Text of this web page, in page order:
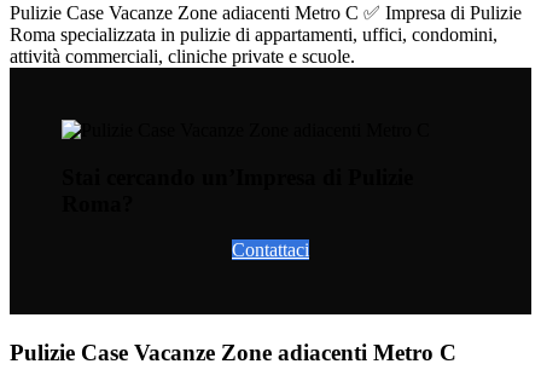
Pulizie Case Vacanze Zone adiacenti Metro C ✅ Impresa di Pulizie
Roma specializzata in pulizie di appartamenti, uffici, condomini,
attività commerciali, cliniche private e scuole.
Contattaci
Pulizie Case Vacanze Zone adiacenti Metro C